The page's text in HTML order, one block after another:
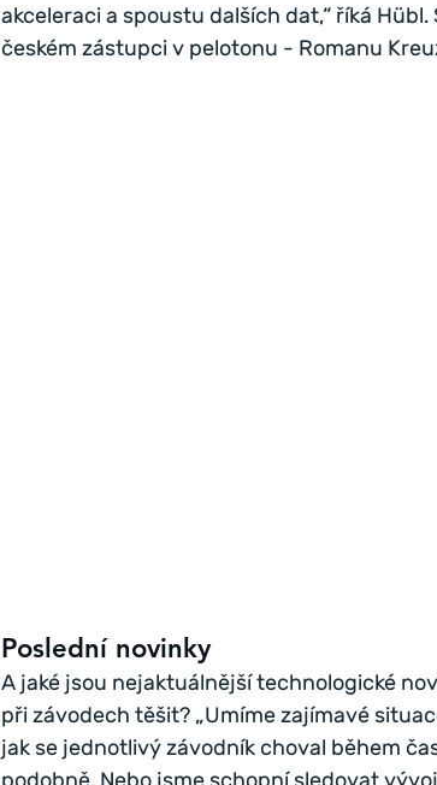
akceleraci a spoustu dalších dat,“ říká
českém zástupci v pelotonu - Romanu
Poslední novinky
A jaké jsou nejaktuálnější technologické
při závodech těšit? „Umíme zajímavé
jak se jednotlivý závodník choval během